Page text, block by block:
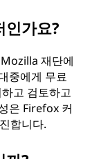
가요?
재단에
중에게 무료
고 검토하고
은 Firefox 커
합니다.